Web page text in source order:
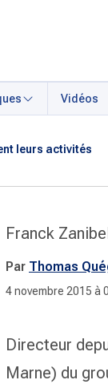
Vidéos
leurs activités
Franck
Par Thomas
4 novembre 2015 à
Directeur
Marne) du